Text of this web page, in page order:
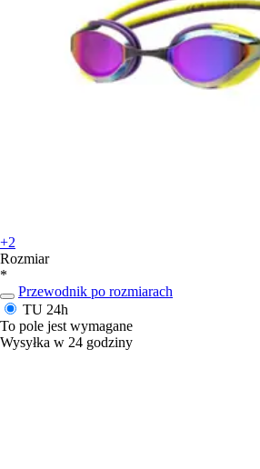
+2
Rozmiar
*
Przewodnik po rozmiarach
TU 24h
To pole jest wymagane
Wysyłka w 24 godziny